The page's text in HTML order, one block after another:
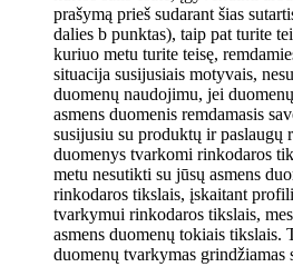
prašymą prieš sudarant šias
dalies b punktas), taip pat turite
kuriuo metu turite teisę,
situacija susijusiais motyvais,
duomenų naudojimu, jei
asmens duomenis remdamasis
susijusiu su produktų ir paslaugų
duomenys tvarkomi rinkodaros
metu nesutikti su jūsų asmens
rinkodaros tikslais, įskaitant
tvarkymui rinkodaros tikslais,
asmens duomenų tokiais tikslais.
duomenų tvarkymas grindžiamas